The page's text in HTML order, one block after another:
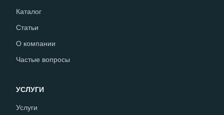
Каталог
Статьи
О компании
Частые вопросы
УСЛУГИ
Услуги